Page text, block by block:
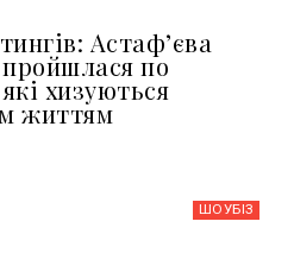
Астафʼєва
по
хизуються
життям
ШОУБIЗ